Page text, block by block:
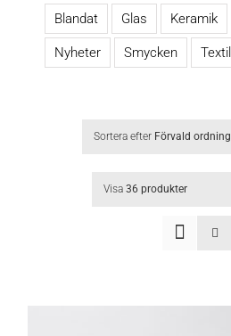
Blandat Glas Keramik
Nyheter Smycken Textil
Sortera efter Förvald ordning
Visa 36 produkter